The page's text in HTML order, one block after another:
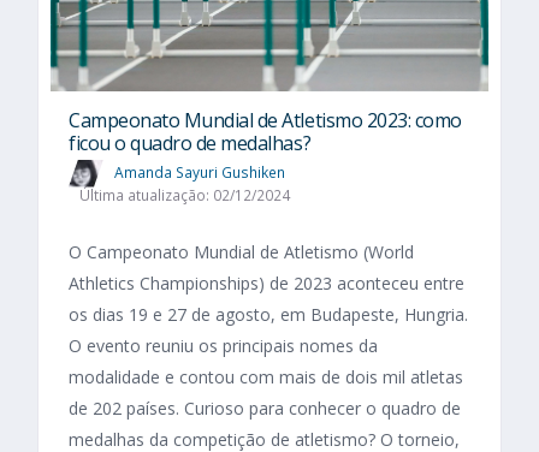
Campeonato Mundial de Atletismo 2023: como
ficou o quadro de medalhas?
Amanda Sayuri Gushiken
Última atualização: 02/12/2024
O Campeonato Mundial de Atletismo (World
Athletics Championships) de 2023 aconteceu entre
os dias 19 e 27 de agosto, em Budapeste, Hungria.
O evento reuniu os principais nomes da
modalidade e contou com mais de dois mil atletas
de 202 países. Curioso para conhecer o quadro de
medalhas da competição de atletismo? O torneio,